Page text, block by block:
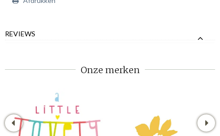
REVIEWS
Onze merken